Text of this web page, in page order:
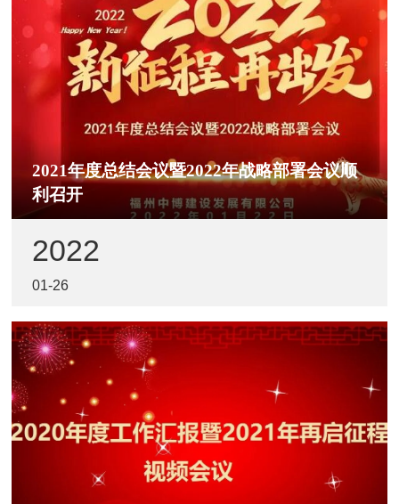
2021年度总结会议暨2022年战略部署会议顺
利召开
2021年度总结会议暨2022年战略部署会议通过钉钉视
频会议顺利召开。
2022
01-26